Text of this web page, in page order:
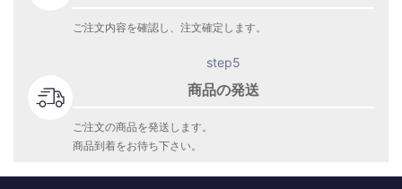
ご注文内容を確認し、注文確定します。
step5
商品の発送
ご注文の商品を発送します。
商品到着をお待ち下さい。